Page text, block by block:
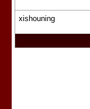
xishouning